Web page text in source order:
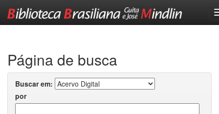
Página de busca
Buscar em:
por